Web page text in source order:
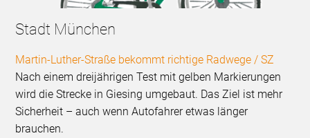
Stadt München
Martin-Luther-Straße bekommt richtige Radwege / SZ
Nach einem dreijährigen Test mit gelben Markierungen
wird die Strecke in Giesing umgebaut. Das Ziel ist mehr
Sicherheit – auch wenn Autofahrer etwas länger
brauchen.